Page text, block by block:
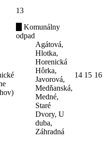
13
Komunálny
odpad
Agátová,
Hlotka,
Horenická
Hôrka,
Javorová,
Medňanská,
Medné,
Staré
Dvory, U
duba,
Záhradná
14 15 16